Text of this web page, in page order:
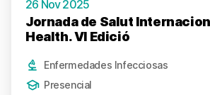
26 Nov 2025
Jornada de Salut
Health. VI Edició
Enfermedades Infecciosas
Presencial